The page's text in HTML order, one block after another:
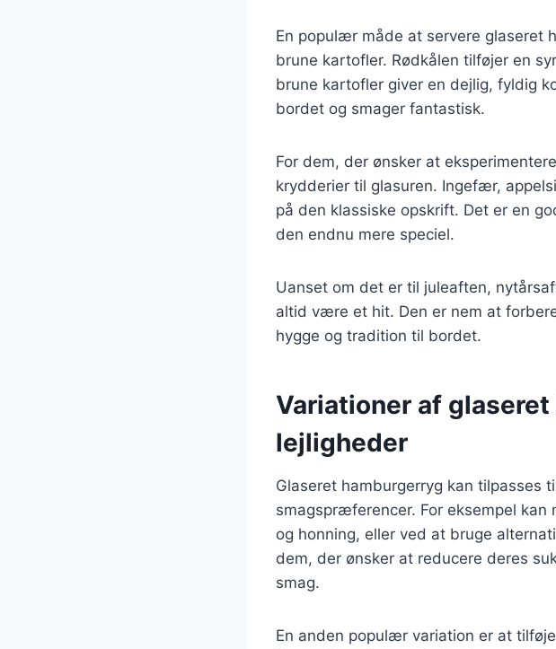
En populær måde at servere glaseret
brune kartofler. Rødkålen tilføjer en
brune kartofler giver en dejlig, fyldig
bordet og smager fantastisk.
For dem, der ønsker at
krydderier til glasuren. Ingefær,
på den klassiske opskrift. Det er en
den endnu mere speciel.
Uanset om det er til juleaften,
altid være et hit. Den er nem at
hygge og tradition til bordet.
Variationer af
lejligheder
Glaseret hamburgerryg kan tilpasses
smagspræferencer. For eksempel
og honning, eller ved at bruge
dem, der ønsker at reducere deres
smag.
En anden populær variation er at